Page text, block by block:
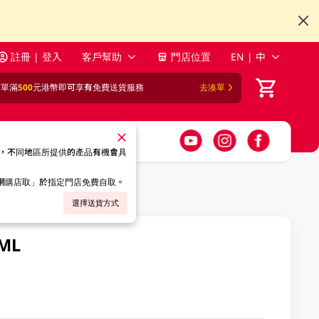
註冊 | 登入 客戶幫助 門店位置 EN | 中
滿500元港幣即可享有免費送貨服務 去湊單
不同地區所提供的產品有機會具
店取」於指定門店免費自取。
選擇送貨方式